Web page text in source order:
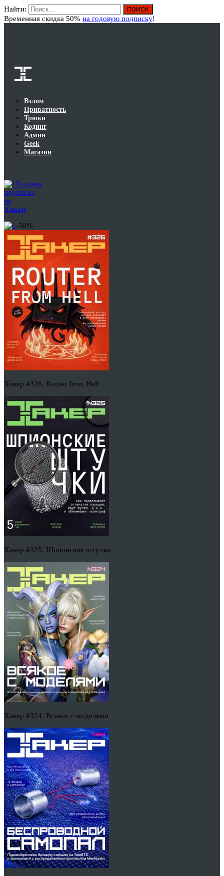
Найти:
Временная скидка 50% на годовую подписку!
Взлом
Приватность
Трюки
Кодинг
Админ
Geek
Магазин
Годовая
подписка
на
Хакер
-50%
Хакер #326. Router from Hell
Хакер #325. Шпионские штучки
Хакер #324. Всякое с моделями